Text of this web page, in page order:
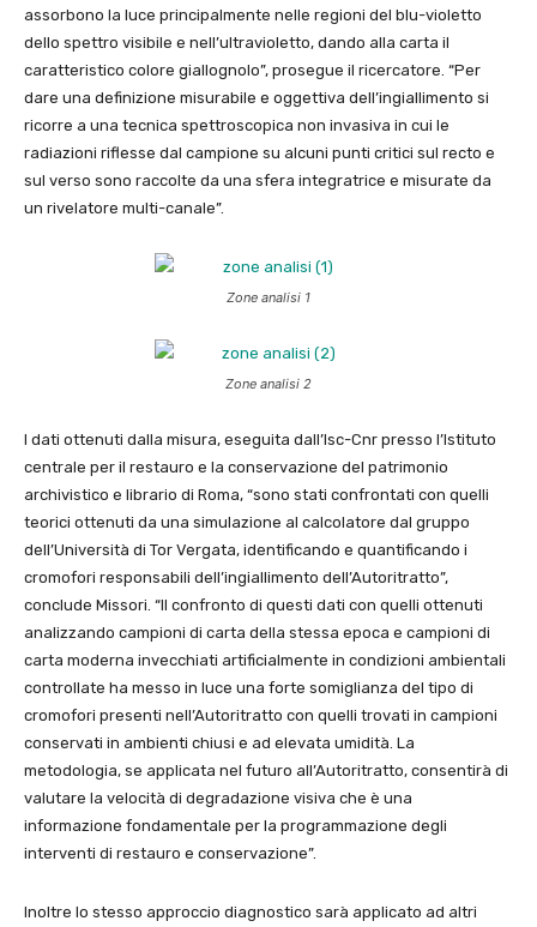
assorbono la luce principalmente nelle regioni del blu-violetto
dello spettro visibile e nell’ultravioletto, dando alla carta il
caratteristico colore giallognolo”, prosegue il ricercatore. “Per
dare una definizione misurabile e oggettiva dell’ingiallimento si
ricorre a una tecnica spettroscopica non invasiva in cui le
radiazioni riflesse dal campione su alcuni punti critici sul recto e
sul verso sono raccolte da una sfera integratrice e misurate da
un rivelatore multi-canale”.
Zone analisi 1
Zone analisi 2
I dati ottenuti dalla misura, eseguita dall’Isc-Cnr presso l’Istituto
centrale per il restauro e la conservazione del patrimonio
archivistico e librario di Roma, “sono stati confrontati con quelli
teorici ottenuti da una simulazione al calcolatore dal gruppo
dell’Università di Tor Vergata, identificando e quantificando i
cromofori responsabili dell’ingiallimento dell’Autoritratto”,
conclude Missori. “Il confronto di questi dati con quelli ottenuti
analizzando campioni di carta della stessa epoca e campioni di
carta moderna invecchiati artificialmente in condizioni ambientali
controllate ha messo in luce una forte somiglianza del tipo di
cromofori presenti nell’Autoritratto con quelli trovati in campioni
conservati in ambienti chiusi e ad elevata umidità. La
metodologia, se applicata nel futuro all’Autoritratto, consentirà di
valutare la velocità di degradazione visiva che è una
informazione fondamentale per la programmazione degli
interventi di restauro e conservazione”.
Inoltre lo stesso approccio diagnostico sarà applicato ad altri